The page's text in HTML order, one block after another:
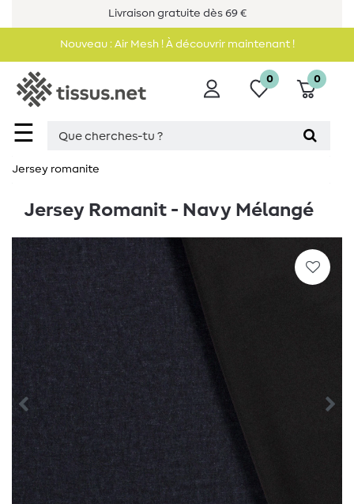
Livraison gratuite dès 69 €
Nouveau : Air Mesh ! À découvrir maintenant !
☰
0 0
Jersey romanite
Jersey Romanit - Navy Mélangé